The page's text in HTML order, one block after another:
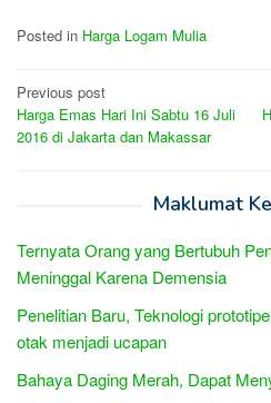
Posted in Harga Logam Mulia
Post
navigation
Previous post
Harga Emas Hari Ini Sabtu 16 Juli
2016 di Jakarta dan Makassar
Maklumat
Ternyata Orang yang Bertubuh
Meninggal Karena Demensia
Penelitian Baru, Teknologi
otak menjadi ucapan
Bahaya Daging Merah, Dapat